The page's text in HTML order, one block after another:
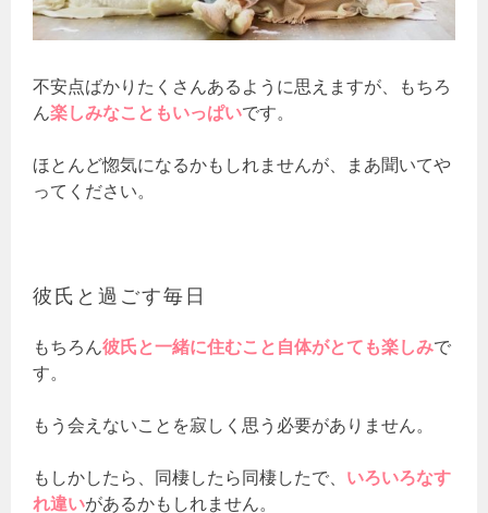
不安点ばかりたくさんあるように思えますが、もちろ
ん楽しみなこともいっぱいです。
ほとんど惚気になるかもしれませんが、まあ聞いてや
ってください。
彼氏と過ごす毎日
もちろん彼氏と一緒に住むこと自体がとても楽しみで
す。
もう会えないことを寂しく思う必要がありません。
もしかしたら、同棲したら同棲したで、 いろいろなす
れ違いがあるかもしれません。